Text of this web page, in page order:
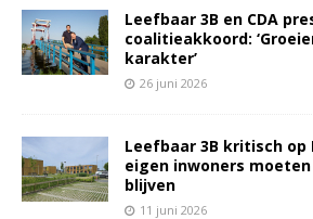
Leefbaar 3B en CDA
coalitieakkoord:
karakter’
26 juni 2026
Leefbaar 3B kritisch op
eigen inwoners
blijven
11 juni 2026